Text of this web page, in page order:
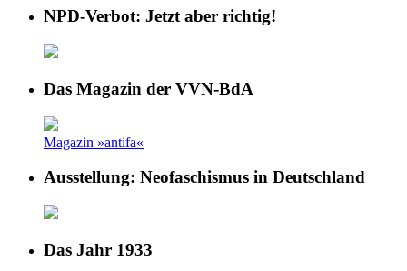
NPD-Verbot: Jetzt aber richtig!
Das Magazin der VVN-BdA
Magazin »antifa«
Ausstellung: Neofaschismus in Deutschland
Das Jahr 1933